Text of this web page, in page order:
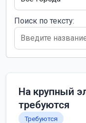
Поиск по тексту:
На крупный
требуются
Требуются